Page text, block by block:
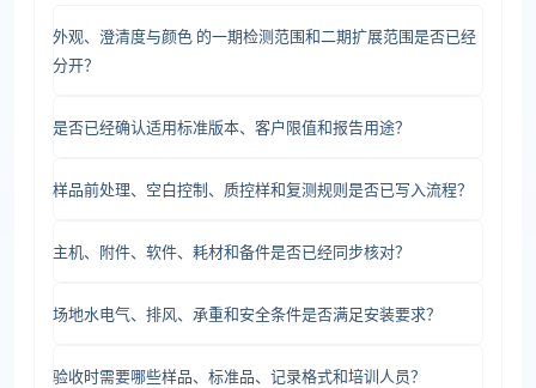
外观、澄清度与颜色 的一期检测范围和二期扩展范围是否已经
分开？
是否已经确认适用标准版本、客户限值和报告用途？
样品前处理、空白控制、质控样和复测规则是否已写入流程？
主机、附件、软件、耗材和备件是否已经同步核对？
场地水电气、排风、承重和安全条件是否满足安装要求？
验收时需要哪些样品、标准品、记录格式和培训人员？